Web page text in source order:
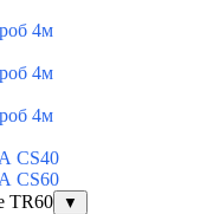
4м
4м
4м
CS40
CS60
TR60
▼